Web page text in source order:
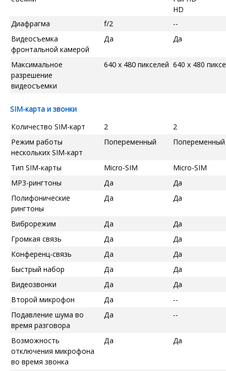
HD
Диафрагма
f/2
--
Видеосъемка
фронтальной камерой
Да Да
Максимальное
разрешение
видеосъемки
640 x 480 пикселей 640 x 480
SIM-карта и звонки
Количество SIM-карт
2
2
Режим работы
нескольких SIM-карт
Попеременный Попеременный
Тип SIM-карты Micro-SIM
Micro-SIM
MP3-рингтоны
Да
Да
Полифонические
рингтоны
Да Да
Виброрежим Да
Да
Громкая связь
Да
Да
Конференц-связь
Да
Да
Быстрый набор
Да
Да
Видеозвонки
Да
Да
Второй микрофон
Да
--
Подавление шума во
время разговора
Да --
Возможность
отключения микрофона
во время звонка
Да Да